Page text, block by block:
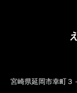
宮崎県延岡市幸町３